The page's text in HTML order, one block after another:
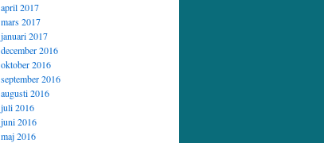
april 2017
mars 2017
januari 2017
december 2016
oktober 2016
september 2016
augusti 2016
juli 2016
juni 2016
maj 2016